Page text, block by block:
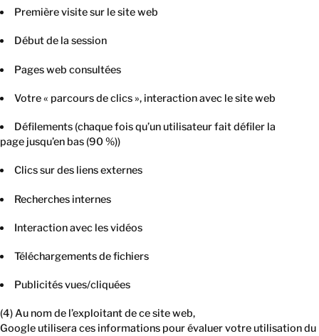
Première visite sur le site web
Début de la session
Pages web consultées
Votre « parcours de clics », interaction avec le site web
Défilements (chaque fois qu’un utilisateur fait défiler la
page jusqu’en bas (90 %))
Clics sur des liens externes
Recherches internes
Interaction avec les vidéos
Téléchargements de fichiers
Publicités vues/cliquées
(4) Au nom de l’exploitant de ce site web,
Google utilisera ces informations pour évaluer votre utilisation du